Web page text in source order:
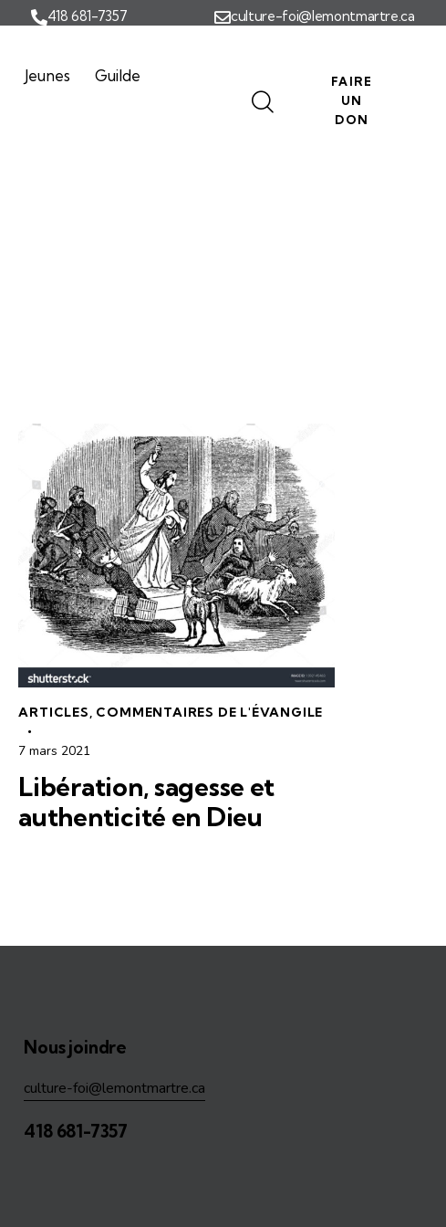
418 681-7357 culture-foi@lemontmartre.ca
Jeunes Guilde
FAIRE
UN
DON
ARTICLES, COMMENTAIRES DE L'ÉVANGILE
7 mars 2021
Libération, sagesse et
authenticité en Dieu
Nous joindre
culture-foi@lemontmartre.ca
418 681-7357